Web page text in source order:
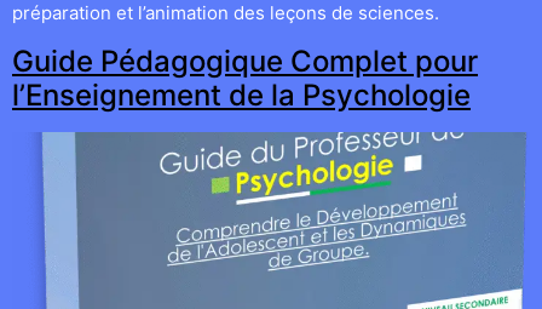
préparation et l’animation des leçons de sciences.
Guide Pédagogique Complet pour
l’Enseignement de la Psychologie